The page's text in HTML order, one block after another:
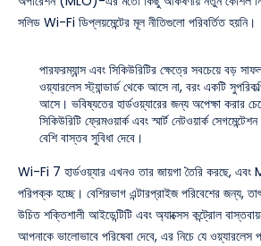
সলিড Wi-Fi ডিপ্লয়মেন্টের মূল নীতিগুলো পরিবর্তিত হয়নি।
পারফরম্যান্স এবং সিকিউরিটির ক্ষেত্রে সবচেয়ে বড়
ওয়্যারলেস স্ট্যান্ডার্ড থেকে আসে না, বরং একটি
আসে। ভবিষ্যতের হার্ডওয়্যারের জন্য অপেক্ষা করার
সিকিউরিটি ফ্রেমওয়ার্ক এবং স্মার্ট নেটওয়ার্ক
বেশি বাস্তব সুবিধা দেবে।
Wi-Fi 7 হার্ডওয়্যার এখনও তার জায়গা তৈরি করছে,
পরিপক্ক হচ্ছে। বেশিরভাগ এন্টারপ্রাইজ পরিবেশের জন্য,
উচিত শক্তিশালী আইডেন্টিটি এবং অ্যাক্সেস কন্ট্রোল
আপনাকে ভালোভাবে পরিষেবা দেবে, এর নিচে যে